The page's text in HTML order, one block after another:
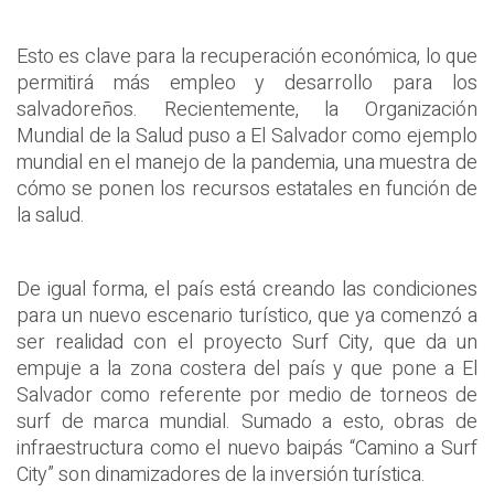
Esto es clave para la recuperación económica, lo que
permitirá más empleo y desarrollo para los
salvadoreños. Recientemente, la Organización
Mundial de la Salud puso a El Salvador como ejemplo
mundial en el manejo de la pandemia, una muestra de
cómo se ponen los recursos estatales en función de
la salud.
De igual forma, el país está creando las condiciones
para un nuevo escenario turístico, que ya comenzó a
ser realidad con el proyecto Surf City, que da un
empuje a la zona costera del país y que pone a El
Salvador como referente por medio de torneos de
surf de marca mundial. Sumado a esto, obras de
infraestructura como el nuevo baipás “Camino a Surf
City” son dinamizadores de la inversión turística.